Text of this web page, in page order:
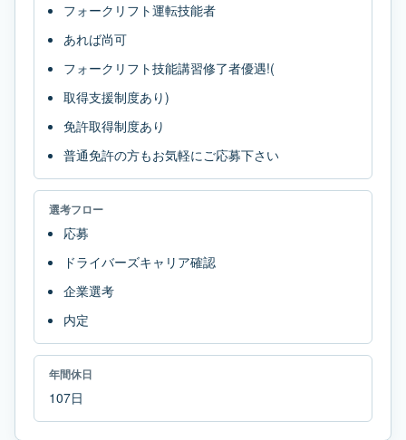
フォークリフト運転技能者
あれば尚可
フォークリフト技能講習修了者優遇!(
取得支援制度あり)
免許取得制度あり
普通免許の方もお気軽にご応募下さい
選考フロー
応募
ドライバーズキャリア確認
企業選考
内定
年間休日
107日